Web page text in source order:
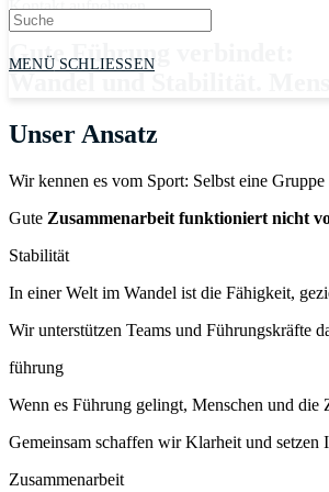
MENÜ SCHLIESSEN
Kontakt aufnehmen
Gute Führung verbindet:
Unser Ansatz
Wir kennen es vom Sport: Selbst eine
Gute Zusammenarbeit funktioniert nicht
Stabilität
In einer Welt im Wandel ist die Fähigkeit,
Wir unterstützen Teams und Führungskräfte
führung
Wenn es Führung gelingt, Menschen und
Gemeinsam schaffen wir Klarheit und setzen
Zusammenarbeit